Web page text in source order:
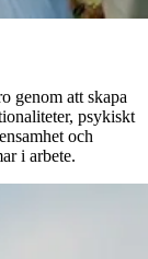
genom att skapa
psykiskt
och
i arbete.